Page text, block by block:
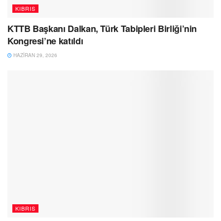
KIBRIS
KTTB Başkanı Dalkan, Türk Tabipleri Birliği’nin
Kongresi’ne katıldı
HAZIRAN 29, 2026
KIBRIS